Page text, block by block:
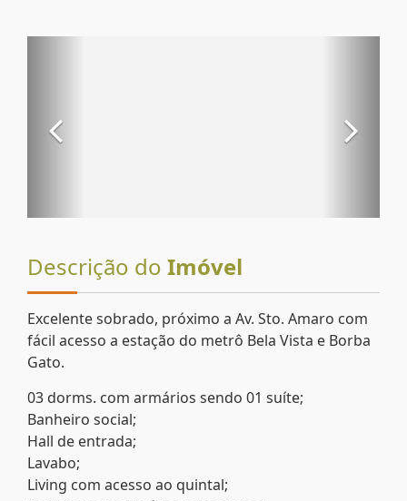
Descrição do Imóvel
Excelente sobrado, próximo a Av. Sto. Amaro com
fácil acesso a estação do metrô Bela Vista e Borba
Gato.
03 dorms. com armários sendo 01 suíte;
Banheiro social;
Hall de entrada;
Lavabo;
Living com acesso ao quintal;